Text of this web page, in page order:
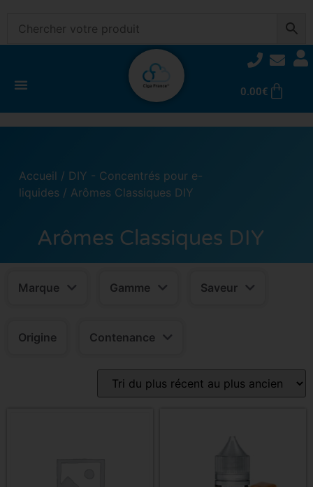
0.00€
Accueil / DIY - Concentrés pour e-
liquides / Arômes Classiques DIY
Arômes Classiques DIY
Marque Gamme Saveur
Origine Contenance